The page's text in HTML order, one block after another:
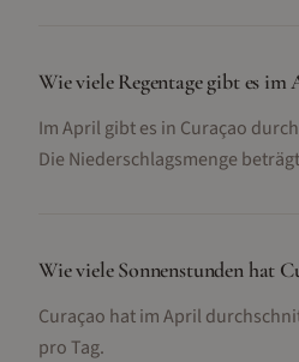
Wie viele Regentage gibt es
Im April gibt es in Curaçao
Die Niederschlagsmenge
Wie viele Sonnenstunden hat
Curaçao hat im April
pro Tag.